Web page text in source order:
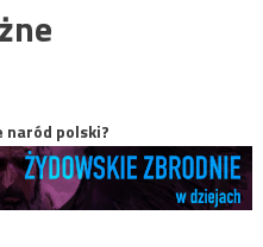
naród polski?